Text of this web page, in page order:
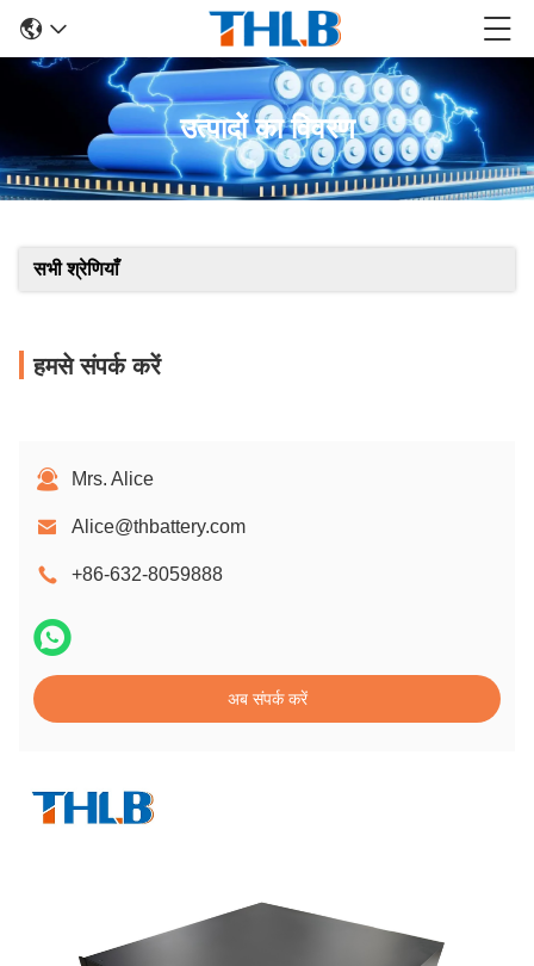
उत्पादों का विवरण
सभी श्रेणियाँ
हमसे संपर्क करें
Mrs. Alice
Alice@thbattery.com
+86-632-8059888
अब संपर्क करें